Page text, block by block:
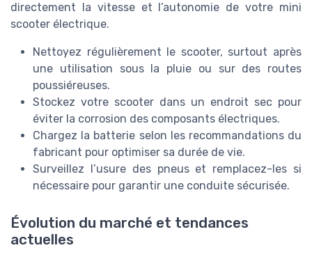
directement la vitesse et l’autonomie de votre mini
scooter électrique.
Nettoyez régulièrement le scooter, surtout après
une utilisation sous la pluie ou sur des routes
poussiéreuses.
Stockez votre scooter dans un endroit sec pour
éviter la corrosion des composants électriques.
Chargez la batterie selon les recommandations du
fabricant pour optimiser sa durée de vie.
Surveillez l’usure des pneus et remplacez-les si
nécessaire pour garantir une conduite sécurisée.
Évolution du marché et tendances
actuelles